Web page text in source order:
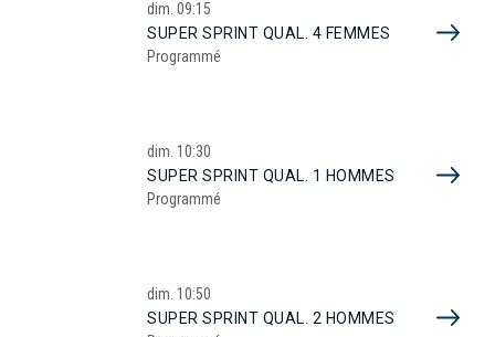
dim. 09:15
SUPER SPRINT QUAL. 4 FEMMES
Programmé
dim. 10:30
SUPER SPRINT QUAL. 1 HOMMES
Programmé
dim. 10:50
SUPER SPRINT QUAL. 2 HOMMES